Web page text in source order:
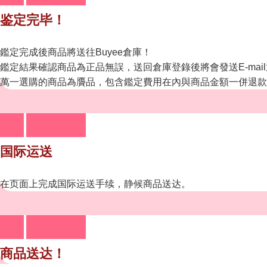
鉴定完毕！
鑑定完成後商品將送往Buyee倉庫！
鑑定結果確認商品為正品無誤，送回倉庫登錄後將會發送E-mail
萬一選購的商品為贗品，包含鑑定費用在內與商品金額一併退款
国际运送
在页面上完成国际运送手续，静候商品送达。
商品送达！